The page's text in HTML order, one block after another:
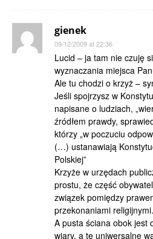
gienek
09/12/2009 at 22:36
Lucid – ja tam nie czuję
wyznaczania miejsca
Ale tu chodzi o krzyż –
Jeśli spojrzysz w
napisane o ludziach,
źródłem prawdy,
którzy „w poczuciu
(…) ustanawiają
Polskiej”
Krzyże w urzędach
prostu, że część
związek pomiędzy
przekonaniami religijnymi.
A pusta ściana obok jest
wiary, a te uniwersalne